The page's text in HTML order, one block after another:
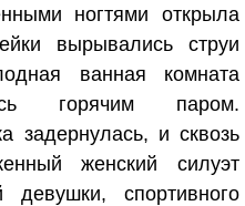
ногтями открыла
вырывались струи
ванная комната
горячим паром.
задернулась, и сквозь
женский силуэт
девушки, спортивного